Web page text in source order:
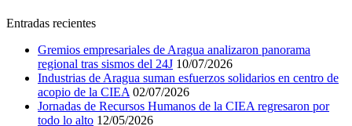
Entradas recientes
Gremios empresariales de Aragua analizaron panorama
regional tras sismos del 24J 10/07/2026
Industrias de Aragua suman esfuerzos solidarios en centro de
acopio de la CIEA 02/07/2026
Jornadas de Recursos Humanos de la CIEA regresaron por
todo lo alto 12/05/2026